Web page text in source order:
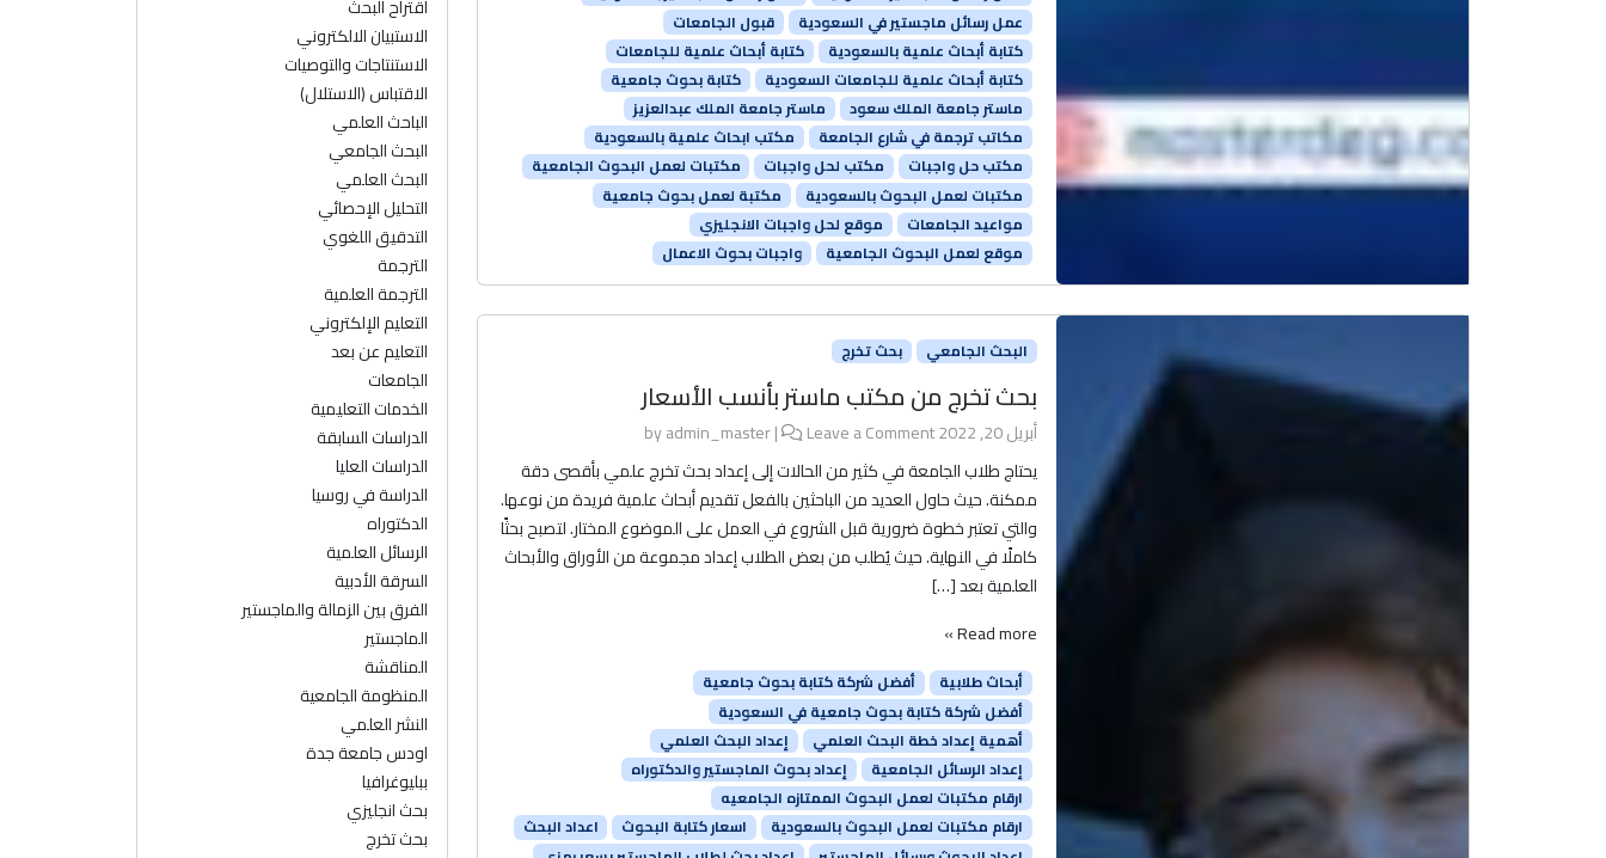
عمل رسائل ماجستير في السعودية
قبول الجامعات
كتابة أبحاث علمية بالسعودية
كتابة أبحاث علمية للجامعات
كتابة أبحاث علمية للجامعات السعودية
كتابة بحوث جامعية
ماستر جامعة الملك سعود
ماستر جامعة الملك عبدالعزيز
مكاتب ترجمة في شارع الجامعة
مكتب ابحاث علمية بالسعودية
مكتب حل واجبات
مكتب لحل واجبات
مكتبات لعمل البحوث الجامعية
مكتبات لعمل البحوث بالسعودية
مكتبة لعمل بحوث جامعية
مواعيد الجامعات
موقع لحل واجبات الانجليزي
موقع لعمل البحوث الجامعية
واجبات بحوث الاعمال
البحث الجامعي بحث تخرج
بحث تخرج من مكتب ماستر بأنسب الأسعار
أبريل 20, 2022 by
admin_master|
Leave a Comment
يحتاج طلاب الجامعة في كثير من الحالات إلى إعداد بحث تخرج علمي بأقصى دقة
ممكنة. حيث حاول العديد من الباحثين بالفعل تقديم أبحاث علمية فريدة من نوعها.
والتي تعتبر خطوة ضرورية قبل الشروع في العمل على الموضوع المختار. لتصبح بحثًا
كاملًا في النهاية. حيث يُطلب من بعض الطلاب إعداد مجموعة من الأوراق والأبحاث
العلمية بعد […]
Read more »
أبحاث طلابية
أفضل شركة كتابة بحوث جامعية
أفضل شركة كتابة بحوث جامعية في السعودية
أهمية إعداد خطة البحث العلمي
إعداد البحث العلمي
إعداد الرسائل الجامعية
إعداد بحوث الماجستير والدكتوراه
ارقام مكتبات لعمل البحوث الممتازه الجامعيه
ارقام مكتبات لعمل البحوث بالسعودية
اسعار كتابة البحوث
اعداد البحث
اقتراح البحث
الاستبيان الالكتروني
الاستنتاجات والتوصيات
الاقتباس (الاستلال)
الباحث العلمي
البحث الجامعي
البحث العلمي
التحليل الإحصائي
التدقيق اللغوي
الترجمة
الترجمة العلمية
التعليم الإلكتروني
التعليم عن بعد
الجامعات
الخدمات التعليمية
الدراسات السابقة
الدراسات العليا
الدراسة في روسيا
الدكتوراه
الرسائل العلمية
السرقة الأدبية
الفرق بين الزمالة والماجستير
الماجستير
المناقشة
المنظومة الجامعية
النشر العلمي
اودس جامعة جدة
ببليوغرافيا
بحث انجليزي
بحث تخرج